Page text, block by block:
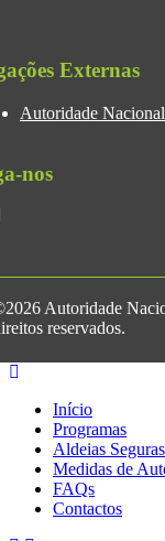
Externas
Autoridade
nos
Autoridade
reservados.
Início
Programas
Aldeias Seguras
Medidas de
FAQs
Contactos